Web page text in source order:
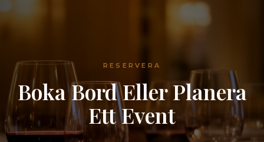
RESERVERA
Boka Bord Eller Planera
Ett Event